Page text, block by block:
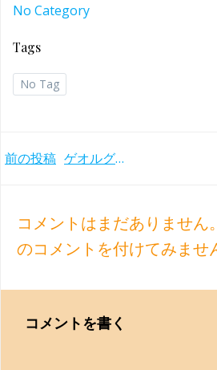
No Category
Tags
No Tag
Post
前の投稿 ゲオルグ・ショルティのブルックナー録音 〜ウィーンフィルとシカゴ響のレコーディング
コメントはまだありません
のコメントを付けてみませ
コメントを書く